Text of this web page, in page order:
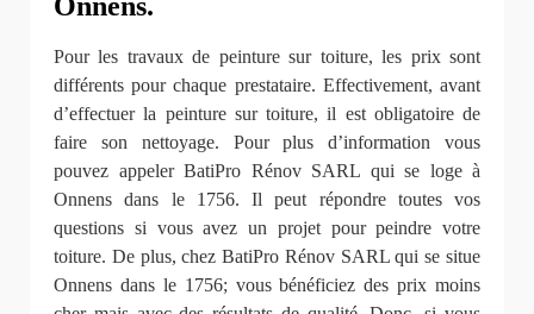
Pour les travaux de peinture sur toiture, les prix sont
différents pour chaque prestataire. Effectivement, avant
d’effectuer la peinture sur toiture, il est obligatoire de
faire son nettoyage. Pour plus d’information vous
pouvez appeler BatiPro Rénov SARL qui se loge à
Onnens dans le 1756. Il peut répondre toutes vos
questions si vous avez un projet pour peindre votre
toiture. De plus, chez BatiPro Rénov SARL qui se situe
Onnens dans le 1756; vous bénéficiez des prix moins